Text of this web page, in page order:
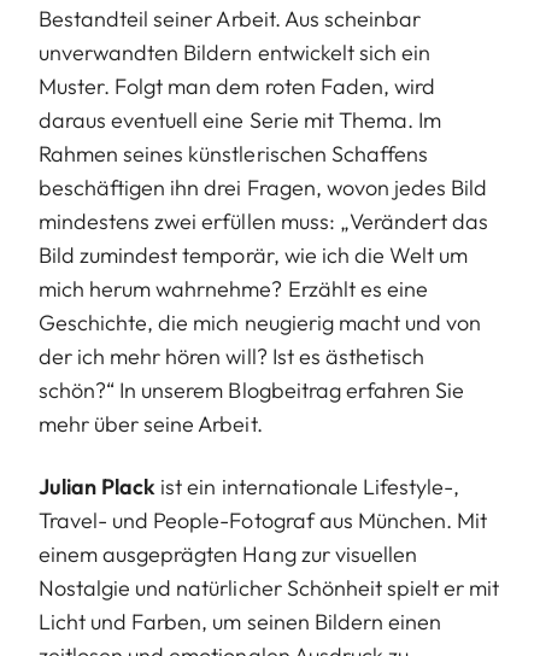
Bestandteil seiner Arbeit. Aus scheinbar
unverwandten Bildern entwickelt sich ein
Muster. Folgt man dem roten Faden, wird
daraus eventuell eine Serie mit Thema. Im
Rahmen seines künstlerischen Schaffens
beschäftigen ihn drei Fragen, wovon jedes Bild
mindestens zwei erfüllen muss: „Verändert das
Bild zumindest temporär, wie ich die Welt um
mich herum wahrnehme? Erzählt es eine
Geschichte, die mich neugierig macht und von
der ich mehr hören will? Ist es ästhetisch
schön?“ In unserem Blogbeitragerfahren Sie
mehr über seine Arbeit.
Julian Plack ist ein internationale Lifestyle-,
Travel- und People-Fotograf aus München. Mit
einem ausgeprägten Hang zur visuellen
Nostalgie und natürlicher Schönheit spielt er mit
Licht und Farben, um seinen Bildern einen